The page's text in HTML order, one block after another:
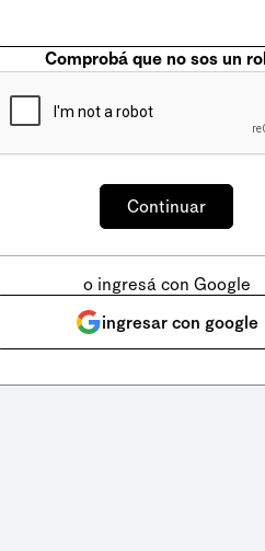
Comprobá que no sos un
o ingresá con Google
ingresar con google